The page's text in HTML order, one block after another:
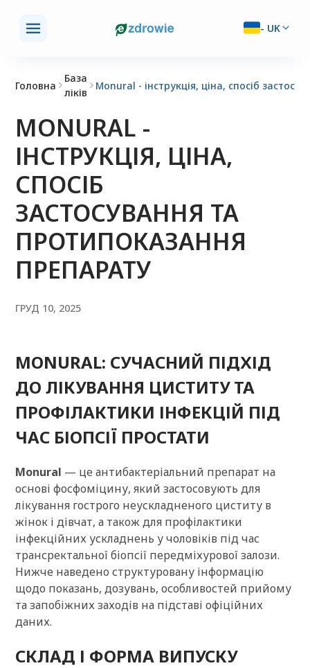
- UK
Головна
База
ліків
Monural - інструкція, ціна, спосіб
MONURAL -
ІНСТРУКЦІЯ, ЦІНА,
СПОСІБ
ЗАСТОСУВАННЯ ТА
ПРОТИПОКАЗАННЯ
ПРЕПАРАТУ
ГРУД 10, 2025
MONURAL: СУЧАСНИЙ ПІДХІД
ДО ЛІКУВАННЯ ЦИСТИТУ ТА
ПРОФІЛАКТИКИ ІНФЕКЦІЙ ПІД
ЧАС БІОПСІЇ ПРОСТАТИ
Monural — це антибактеріальний препарат на
основі фосфоміцину, який застосовують для
лікування гострого неускладненого циститу в
жінок і дівчат, а також для профілактики
інфекційних ускладнень у чоловіків під час
трансректальної біопсії передміхурової залози.
Нижче наведено структуровану інформацію
щодо показань, дозувань, особливостей прийому
та запобіжних заходів на підставі офіційних
даних.
СКЛАД І ФОРМА ВИПУСКУ